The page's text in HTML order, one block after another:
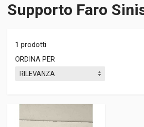
Supporto Faro
1 prodotti
ORDINA PER